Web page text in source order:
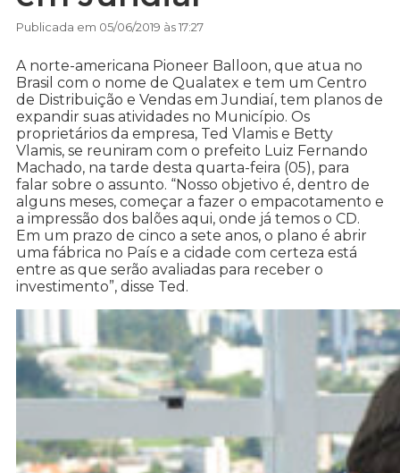
Publicada em 05/06/2019 às 17:27
A norte-americana Pioneer Balloon, que atua no
Brasil com o nome de Qualatex e tem um Centro
de Distribuição e Vendas em Jundiaí, tem planos de
expandir suas atividades no Município. Os
proprietários da empresa, Ted Vlamis e Betty
Vlamis, se reuniram com o prefeito Luiz Fernando
Machado, na tarde desta quarta-feira (05), para
falar sobre o assunto. “Nosso objetivo é, dentro de
alguns meses, começar a fazer o empacotamento e
a impressão dos balões aqui, onde já temos o CD.
Em um prazo de cinco a sete anos, o plano é abrir
uma fábrica no País e a cidade com certeza está
entre as que serão avaliadas para receber o
investimento”, disse Ted.